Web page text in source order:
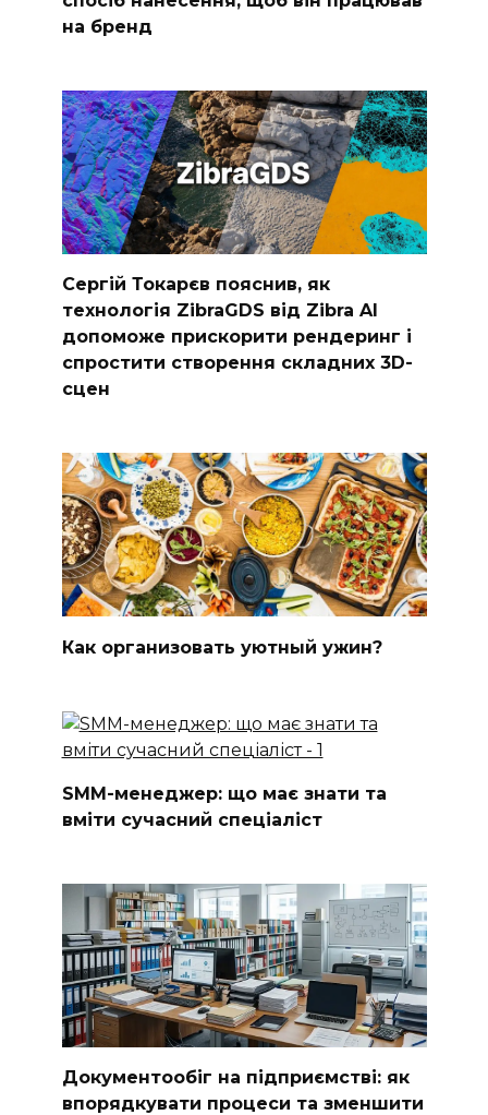
на бренд
Сергій Токарєв пояснив, як
технологія ZibraGDS від Zibra AI
допоможе прискорити рендеринг і
спростити створення складних 3D-
сцен
Как организовать уютный ужин?
SMM-менеджер: що має знати та
вміти сучасний спеціаліст
Документообіг на підприємстві: як
впорядкувати процеси та зменшити